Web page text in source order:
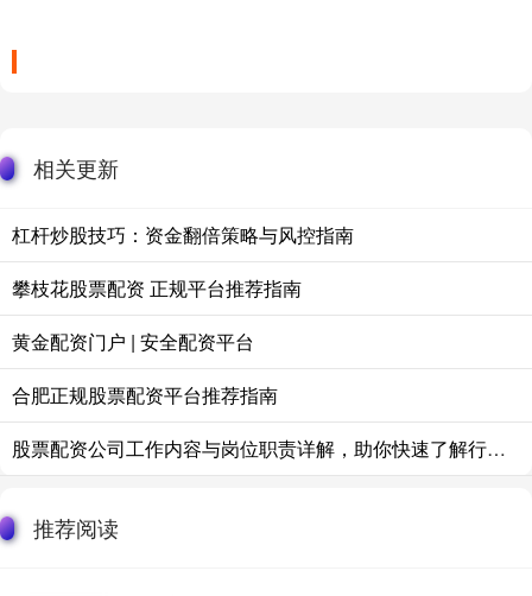
相关更新
杠杆炒股技巧：资金翻倍策略与风控指南
攀枝花股票配资 正规平台推荐指南
黄金配资门户 | 安全配资平台
合肥正规股票配资平台推荐指南
股票配资公司工作内容与岗位职责详解，助你快速了解行业就业前景。
推荐阅读